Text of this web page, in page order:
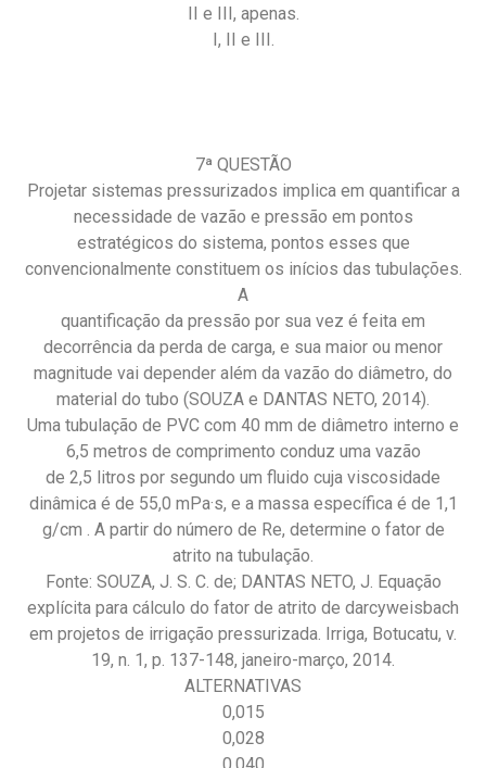
II e III, apenas.
I, II e III.
7ª QUESTÃO
Projetar sistemas pressurizados implica em quantificar a
necessidade de vazão e pressão em pontos
estratégicos do sistema, pontos esses que
convencionalmente constituem os inícios das tubulações.
A
quantificação da pressão por sua vez é feita em
decorrência da perda de carga, e sua maior ou menor
magnitude vai depender além da vazão do diâmetro, do
material do tubo (SOUZA e DANTAS NETO, 2014).
Uma tubulação de PVC com 40 mm de diâmetro interno e
6,5 metros de comprimento conduz uma vazão
de 2,5 litros por segundo um fluido cuja viscosidade
dinâmica é de 55,0 mPa·s, e a massa específica é de 1,1
g/cm . A partir do número de Re, determine o fator de
atrito na tubulação.
Fonte: SOUZA, J. S. C. de; DANTAS NETO, J. Equação
explícita para cálculo do fator de atrito de darcyweisbach
em projetos de irrigação pressurizada. Irriga, Botucatu, v.
19, n. 1, p. 137-148, janeiro-março, 2014.
ALTERNATIVAS
0,015
0,028